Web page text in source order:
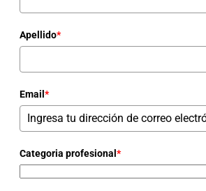
Apellido*
Email *
Categoria profesional *